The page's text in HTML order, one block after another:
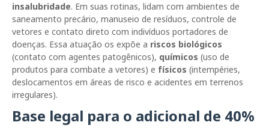
insalubridade. Em suas rotinas, lidam com ambientes de
saneamento precário, manuseio de resíduos, controle de
vetores e contato direto com indivíduos portadores de
doenças. Essa atuação os expõe a riscos biológicos
(contato com agentes patogênicos), químicos (uso de
produtos para combate a vetores) e físicos (intempéries,
deslocamentos em áreas de risco e acidentes em terrenos
irregulares).
Base legal para o adicional de 40%